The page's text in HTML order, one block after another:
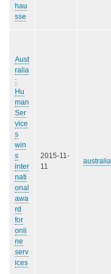
hau
sse
Aust
ralia
:
Hu
man
Ser
vice
s
win
s
inter
nati
onal
awa
rd
for
onli
ne
serv
ices
2015-11-
11
australia